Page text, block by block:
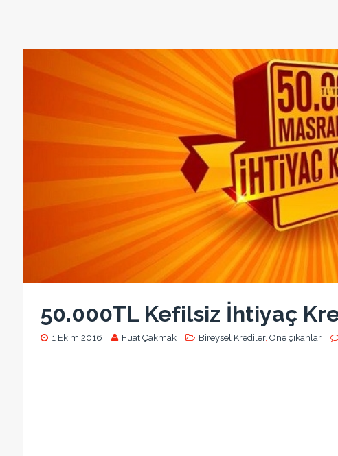
50.000TL Kefilsiz İhtiyaç
1 Ekim 2016 Fuat Çakmak Bireysel Krediler, Öne çıkanlar